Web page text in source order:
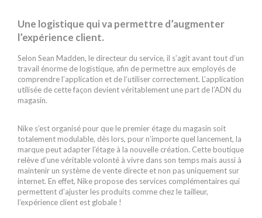
Une logistique qui va permettre d’augmenter
l’expérience client.
Selon Sean Madden, le directeur du service, il s’agit avant tout d’un
travail énorme de logistique, afin de permettre aux employés de
comprendre l’application et de l’utiliser correctement. L’application
utilisée de cette façon devient véritablement une part de l’ADN du
magasin.
Nike s’est organisé pour que le premier étage du magasin soit
totalement modulable, dès lors, pour n’importe quel lancement, la
marque peut adapter l’étage à la nouvelle création. Cette boutique
relève d’une véritable volonté à vivre dans son temps mais aussi à
maintenir un système de vente directe et non pas uniquement sur
internet. En effet, Nike propose des services complémentaires qui
permettent d’ajuster les produits comme chez le tailleur,
l’expérience client est globale !